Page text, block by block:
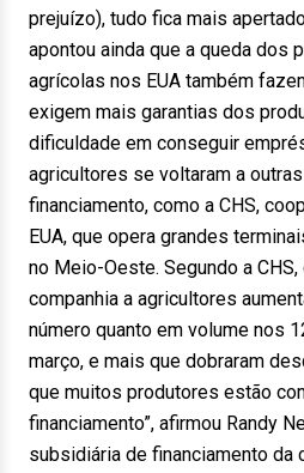
prejuízo), tudo fica mais
apontou ainda que a queda dos
agrícolas nos EUA também
exigem mais garantias dos
dificuldade em conseguir
agricultores se voltaram a
financiamento, como a CHS,
EUA, que opera grandes
no Meio-Oeste. Segundo a
companhia a agricultores
número quanto em volume nos
março, e mais que dobraram
que muitos produtores estão
financiamento”, afirmou Randy
subsidiária de financiamento da